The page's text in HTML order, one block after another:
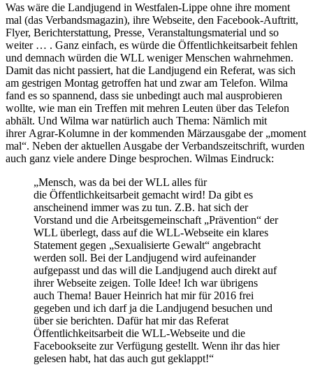
Was wäre die Landjugend in Westfalen-Lippe ohne ihre moment
mal (das Verbandsmagazin), ihre Webseite, den Facebook-Auftritt,
Flyer, Berichterstattung, Presse, Veranstaltungsmaterial und so
weiter … . Ganz einfach, es würde die Öffentlichkeitsarbeit fehlen
und demnach würden die WLL weniger Menschen wahrnehmen.
Damit das nicht passiert, hat die Landjugend ein Referat, was sich
am gestrigen Montag getroffen hat und zwar am Telefon. Wilma
fand es so spannend, dass sie unbedingt auch mal ausprobieren
wollte, wie man ein Treffen mit mehren Leuten über das Telefon
abhält. Und Wilma war natürlich auch Thema: Nämlich mit
ihrer Agrar-Kolumne in der kommenden Märzausgabe der „moment
mal“. Neben der aktuellen Ausgabe der Verbandszeitschrift, wurden
auch ganz viele andere Dinge besprochen. Wilmas Eindruck:
„Mensch, was da bei der WLL alles für
die Öffentlichkeitsarbeit gemacht wird! Da gibt es
anscheinend immer was zu tun. Z.B. hat sich der
Vorstand und die Arbeitsgemeinschaft „Prävention“ der
WLL überlegt, dass auf die WLL-Webseite ein klares
Statement gegen „Sexualisierte Gewalt“ angebracht
werden soll. Bei der Landjugend wird aufeinander
aufgepasst und das will die Landjugend auch direkt auf
ihrer Webseite zeigen. Tolle Idee! Ich war übrigens
auch Thema! Bauer Heinrich hat mir für 2016 frei
gegeben und ich darf ja die Landjugend besuchen und
über sie berichten. Dafür hat mir das Referat
Öffentlichkeitsarbeit die WLL-Webseite und die
Facebookseite zur Verfügung gestellt. Wenn ihr das hier
gelesen habt, hat das auch gut geklappt!“